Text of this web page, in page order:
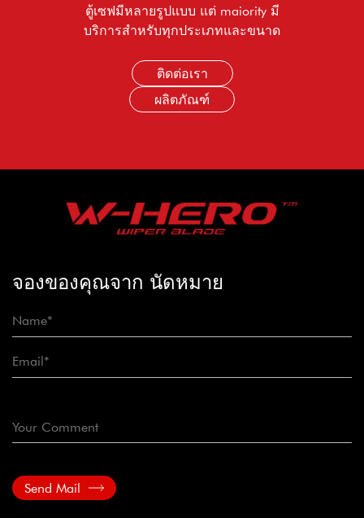
ตู้เซฟมีหลายรูปแบบ แต่ maiority มี
บริการสำหรับทุกประเภทและขนาด
ติดต่อเรา
ผลิตภัณฑ์
จองของคุณจาก นัดหมาย
Send Mail